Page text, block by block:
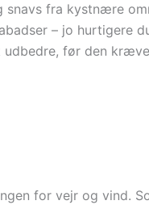
snavs fra kystnære
– jo hurtigere
før den
for vejr og vind.